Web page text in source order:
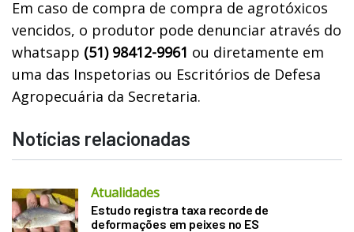
Em caso de compra de compra de agrotóxicos
vencidos, o produtor pode denunciar através do
whatsapp (51) 98412-9961 ou diretamente em
uma das Inspetorias ou Escritórios de Defesa
Agropecuária da Secretaria.
Notícias relacionadas
Atualidades
Estudo registra taxa recorde de
deformações em peixes no ES